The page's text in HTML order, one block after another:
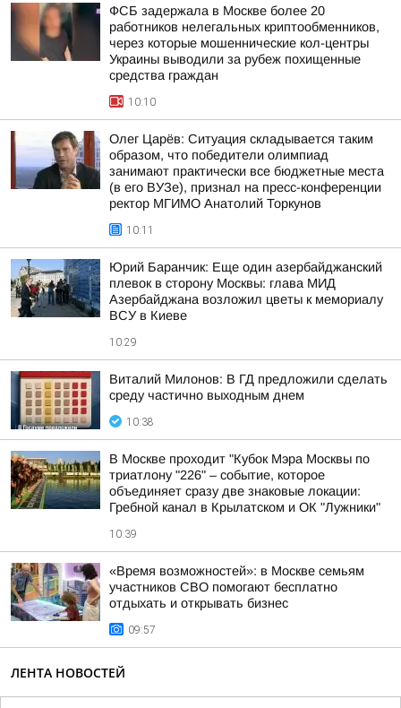
ФСБ задержала в Москве более 20
работников нелегальных криптообменников,
через которые мошеннические кол-центры
Украины выводили за рубеж похищенные
средства граждан
10:10
Олег Царёв: Ситуация складывается таким
образом, что победители олимпиад
занимают практически все бюджетные места
(в его ВУЗе), признал на пресс-конференции
ректор МГИМО Анатолий Торкунов
10:11
Юрий Баранчик: Еще один азербайджанский
плевок в сторону Москвы: глава МИД
Азербайджана возложил цветы к мемориалу
ВСУ в Киеве
10:29
Виталий Милонов: В ГД предложили сделать
среду частично выходным днем
10:38
В Москве проходит "Кубок Мэра Москвы по
триатлону "226" – событие, которое
объединяет сразу две знаковые локации:
Гребной канал в Крылатском и ОК "Лужники"
10:39
«Время возможностей»: в Москве семьям
участников СВО помогают бесплатно
отдыхать и открывать бизнес
09:57
ЛЕНТА НОВОСТЕЙ